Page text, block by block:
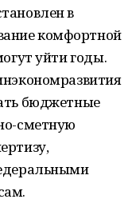
в
комфортной
уйти годы.
бюджетные
сметную